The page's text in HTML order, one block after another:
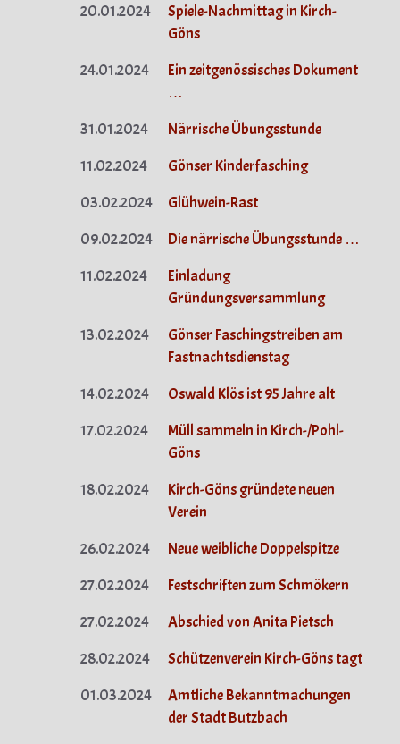
20.01.2024
Spiele-Nachmittag in Kirch-
Göns
24.01.2024
Ein zeitgenössisches Dokument
…
31.01.2024
Närrische Übungsstunde
11.02.2024
Gönser Kinderfasching
03.02.2024
Glühwein-Rast
09.02.2024
Die närrische Übungsstunde …
11.02.2024
Einladung
Gründungsversammlung
13.02.2024
Gönser Faschingstreiben am
Fastnachtsdienstag
14.02.2024
Oswald Klös ist 95 Jahre alt
17.02.2024
Müll sammeln in Kirch-/Pohl-
Göns
18.02.2024
Kirch-Göns gründete neuen
Verein
26.02.2024
Neue weibliche Doppelspitze
27.02.2024
Festschriften zum Schmökern
27.02.2024
Abschied von Anita Pietsch
28.02.2024
Schützenverein Kirch-Göns tagt
01.03.2024
Amtliche Bekanntmachungen
der Stadt Butzbach